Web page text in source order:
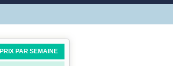
PRIX PAR SEMAINE